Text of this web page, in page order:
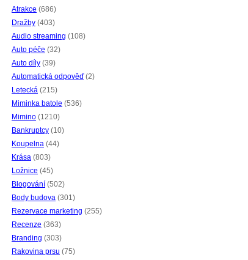
Atrakce (686)
Dražby (403)
Audio streaming (108)
Auto péče (32)
Auto díly (39)
Automatická odpověď(2)
Letecká (215)
Miminka batole (536)
Mimino (1210)
Bankruptcy (10)
Koupelna (44)
Krása (803)
Ložnice (45)
Blogování (502)
Body budova (301)
Rezervace marketing (255)
Recenze (363)
Branding (303)
Rakovina prsu (75)